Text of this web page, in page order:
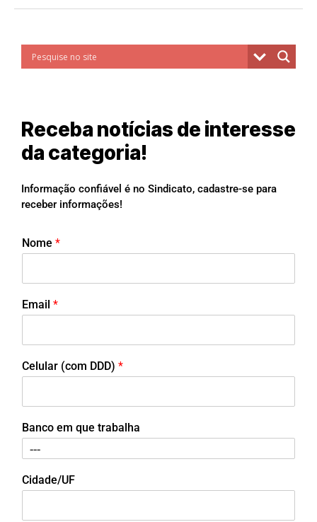
Receba notícias de interesse
da categoria!
Informação confiável é no Sindicato, cadastre-se para
receber informações!
Nome *
Email *
Celular (com DDD) *
Banco em que trabalha
Cidade/UF